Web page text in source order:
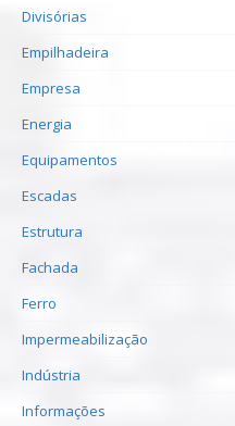
Divisórias
Empilhadeira
Empresa
Energia
Equipamentos
Escadas
Estrutura
Fachada
Ferro
Impermeabilização
Indústria
Informações